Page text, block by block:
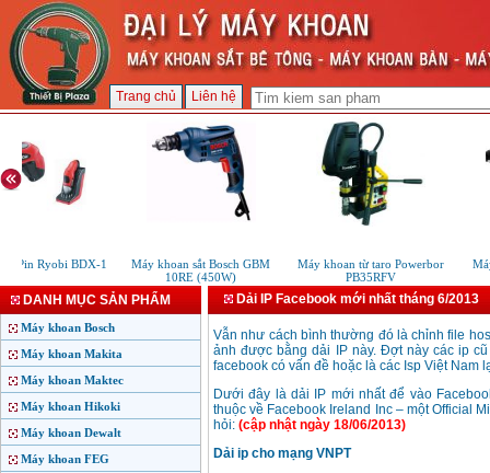
Trang chủ Liên hệ
Pin Ryobi BDX-1
Máy khoan sắt Bosch GBM
10RE (450W)
Máy khoan từ taro Powerbor
PB35RFV
DANH MỤC SẢN PHẨM
Máy khoan Bosch
Máy khoan Makita
Máy khoan Maktec
Máy khoan Hikoki
Máy khoan Dewalt
Máy khoan FEG
Dải IP Facebook mới nhất tháng 6/2013
Vẫn như cách bình thường đó là chỉnh file
ảnh được bằng dải IP này. Đợt này các ip
facebook có vấn đề hoặc là các Isp Việt Nam
Dưới đây là dải IP mới nhất để vào
thuộc về Facebook Ireland Inc – một Official
hỏi: (cập nhật ngày 18/06/2013)
Dải ip cho mạng VNPT